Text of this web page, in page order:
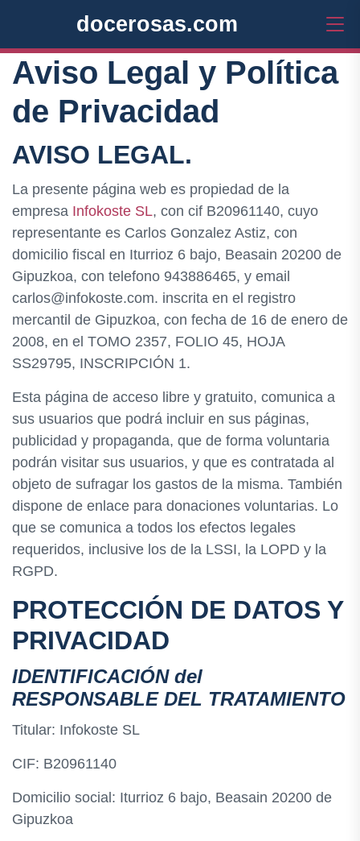
docerosas.com
Aviso Legal y Política
de Privacidad
AVISO LEGAL.
La presente página web es propiedad de la
empresa Infokoste SL, con cif B20961140, cuyo
representante es Carlos Gonzalez Astiz, con
domicilio fiscal en Iturrioz 6 bajo, Beasain 20200 de
Gipuzkoa, con telefono 943886465, y email
carlos@infokoste.com. inscrita en el registro
mercantil de Gipuzkoa, con fecha de 16 de enero de
2008, en el TOMO 2357, FOLIO 45, HOJA
SS29795, INSCRIPCIÓN 1.
Esta página de acceso libre y gratuito, comunica a
sus usuarios que podrá incluir en sus páginas,
publicidad y propaganda, que de forma voluntaria
podrán visitar sus usuarios, y que es contratada al
objeto de sufragar los gastos de la misma. También
dispone de enlace para donaciones voluntarias. Lo
que se comunica a todos los efectos legales
requeridos, inclusive los de la LSSI, la LOPD y la
RGPD.
PROTECCIÓN DE DATOS Y
PRIVACIDAD
IDENTIFICACIÓN del
RESPONSABLE DEL TRATAMIENTO
Titular: Infokoste SL
CIF: B20961140
Domicilio social: Iturrioz 6 bajo, Beasain 20200 de
Gipuzkoa